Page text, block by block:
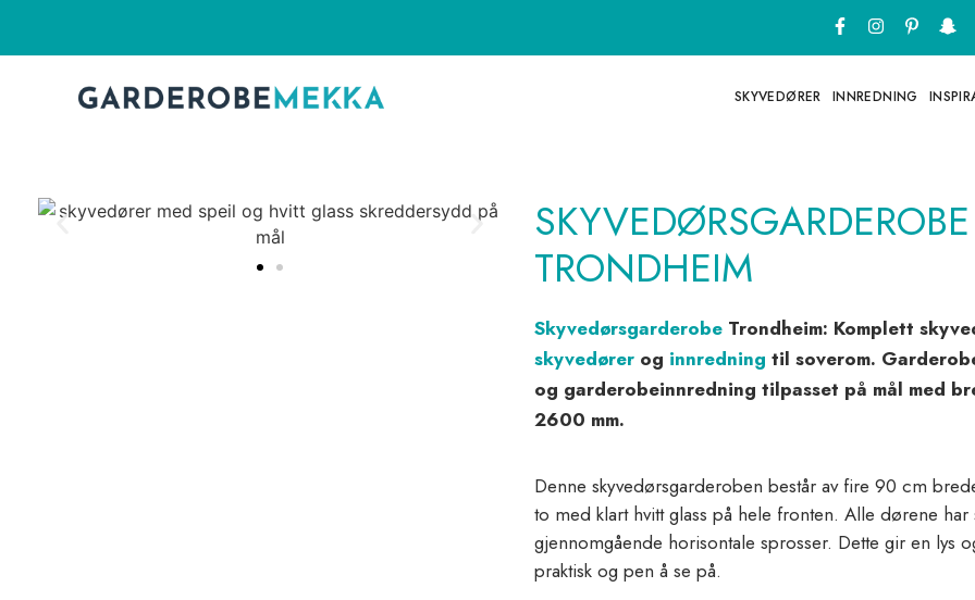
SKYVEDØRER INNREDNING
TRONDHEIM
Skyvedørsgarderobe Trondheim: Komplett
skyvedører og innredning til soverom.
og garderobeinnredning tilpasset på mål med
2600 mm.
Denne skyvedørsgarderoben består av fire 90 cm
to med klart hvitt glass på hele fronten. Alle dørene
gjennomgående horisontale sprosser. Dette gir en lys
praktisk og pen å se på.